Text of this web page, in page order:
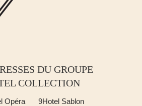
DU GROUPE
COLLECTION
Opéra
9Hotel Sablon